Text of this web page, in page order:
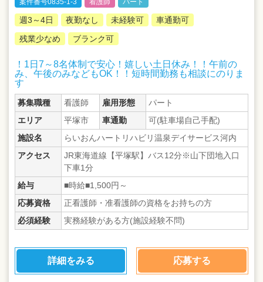
案件番号0835-1-3 看護師 パート
週3～4日 夜勤なし 未経験可
車通勤可
残業少なめ
ブランク可
！1日7～8名体制で安心！嬉しい土日休み！！午前の
み、午後のみなどもOK！！短時間勤務も相談にのりま
す
募集職種 看護師 雇用形態
パート
エリア
平塚市 車通勤
可(駐車場自己手配)
施設名
らいおんハートリハビリ温泉デイサービス河内
アクセス
JR東海道線【平塚駅】バス12分※山下団地入口
下車1分
給与
■時給■1,500円～
応募資格
正看護師・准看護師の資格をお持ちの方
必須経験
実務経験がある方(施設経験不問)
詳細をみる 応募する